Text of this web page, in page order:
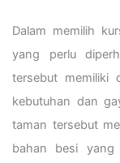
Dalam memilih
yang perlu
tersebut memiliki
kebutuhan dan
taman tersebut
bahan besi yang